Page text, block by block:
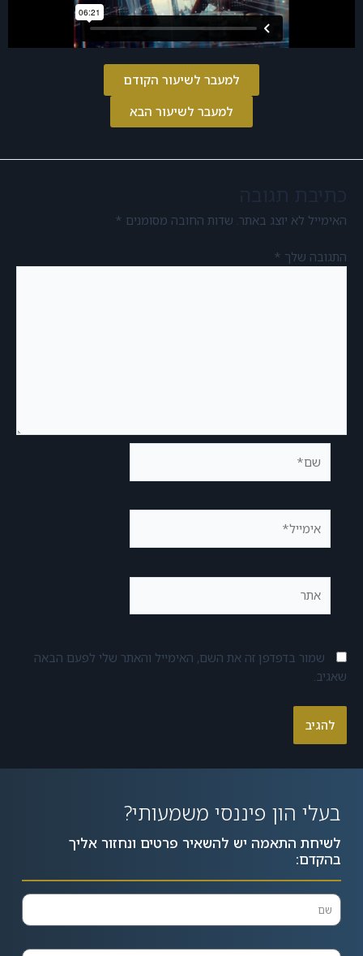
למעבר לשיעור הקודם
למעבר לשיעור הבא
כתיבת תגובה
האימייל לא יוצג באתר. שדות החובה מסומנים *
התגובה שלך *
שמור בדפדפן זה את השם, האימייל והאתר שלי לפעם הבאה
שאגיב.
בעלי הון פיננסי משמעותי?
לשיחת התאמה יש להשאיר פרטים ונחזור אליך
בהקדם: